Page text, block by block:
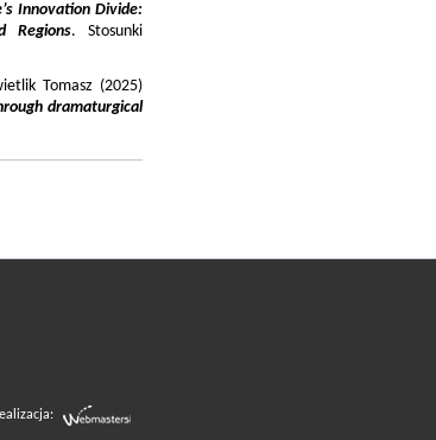
Innovation Divide:
Regions. Stosunki
Tomasz (2025)
dramaturgical